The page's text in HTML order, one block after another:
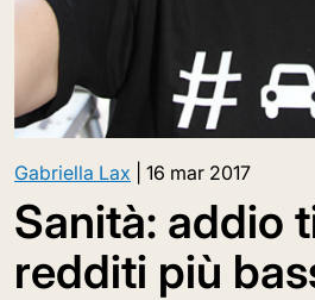
Gabriella Lax 16 mar 2017
Sanità: addio
redditi più